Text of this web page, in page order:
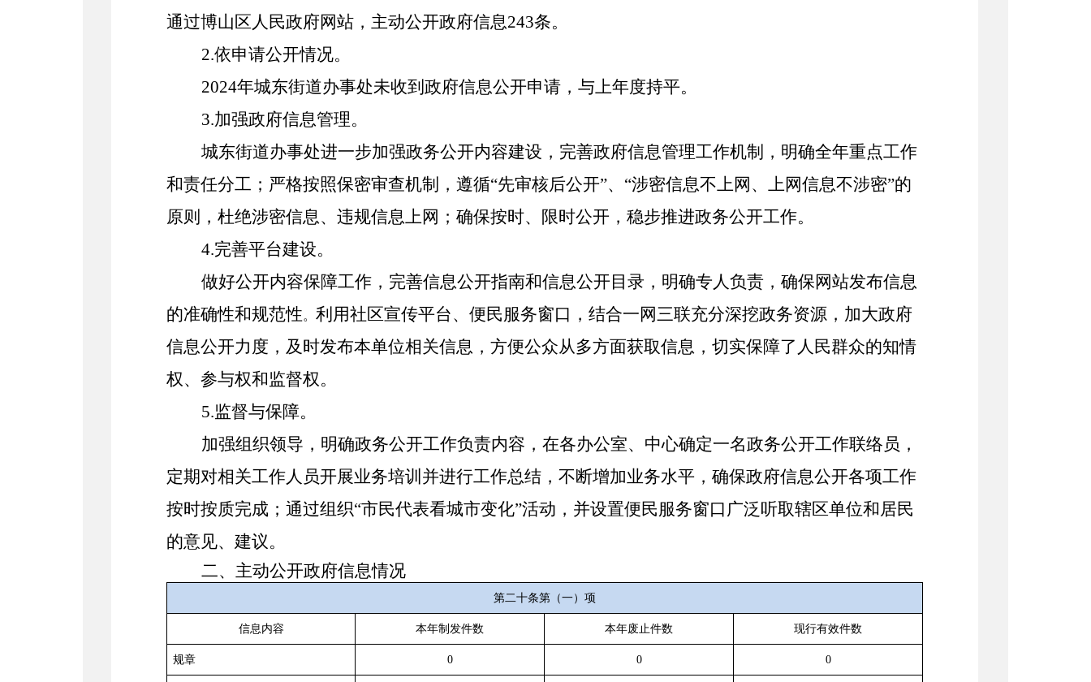
通过博山区人民政府网站，主动公开政府信息243条。
2.依申请公开情况。
2024年城东街道办事处未收到政府信息公开申请， 与上年度持平。
3.加强政府信息管理。
城东街道办事处进一步加强政务公开内容建设 ， 完善政府信息管理工作机制， 明确全年重点工作
和责任分工；严格按照保密审查机制，遵循“先审核后公开”、 “涉密信息不上网、上网信息不涉密”的
原则， 杜绝涉密信息、违规信息上网 ； 确保按时、限时公开，稳步推进政务公开工作。
4.完善平台建设。
做好公开内容保障工作，完善信息公开指南和信息公开目录，明确专人负责，确保网站发布信息
的准确性和规范性。 利用社区宣传平台、便民服务窗口 ， 结合一网三联充分深挖政务资源，加大政府
信息公开力度，及时发布本单位相关信息，方便公众从多方面获取信息 ， 切实保障了人民群众的知情
权、参与权和监督权。
5.监督与保障。
加强组织领导，明确政务公开工作负责内容 ， 在各办公室、中心确定一名政务公开工作联络员，
定期对相关工作人员开展业务培训 并进行工作总结 ， 不断增加业务水平 ， 确保政府信息公开各项工作
按时按质完成 ； 通过组织“市民代表看城市变化”活动， 并设置便民服务窗口 广泛听取辖区单位和居民
的意见、建议。
二、 主动公开政府信息情况
第二十条第（一）项
信息内容 本年制发件数 本年废止件数 现行有效件数
规章 0 0 0